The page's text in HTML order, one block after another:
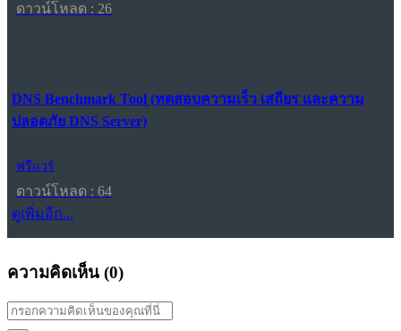
ดาวน์โหลด : 26
DNS Benchmark Tool (ทดสอบความเร็ว เสถียร และความ
ปลอดภัย DNS Server)
ฟรีแวร์
ดาวน์โหลด : 64
ดูเพิ่มอีก...
ความคิดเห็น (0)